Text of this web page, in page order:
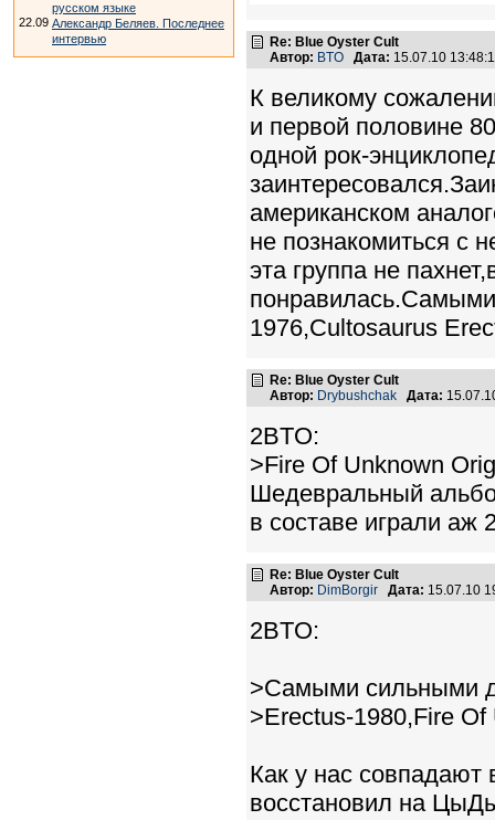
русском языке
22.09 Александр Беляев. Последнее
интервью
Re: Blue Oyster Cult
Автор: BTO Дата: 15.07.10
К великому
и первой половине
одной рок-
американском
не познакомиться с
эта группа не
1976,Cultosaurus
Re: Blue Oyster Cult
Автор: Drybushchak Дата:
2BTO:
>Fire Of Unknown
Шедевральный
в составе играли аж
Re: Blue Oyster Cult
Автор: DimBorgir Дата: 15.07.10
2BTO:
>Самыми сильными
>Erectus-1980,Fire
Как у нас
восстановил на